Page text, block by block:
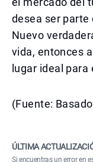
desea ser parte
Nuevo
vida, entonces
lugar ideal para
(Fuente:
ÚLTIMA
Si encuentras un error en